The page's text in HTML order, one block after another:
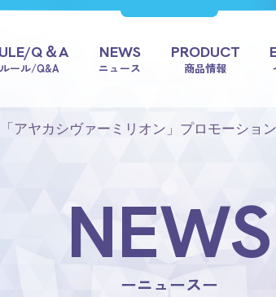
Q＆A
ルール/Q&A
NEWS
ニュース
PRODUCT
商品情報
「アヤカシヴァーミリオン」プロモーショ
NEWS
ーニュースー